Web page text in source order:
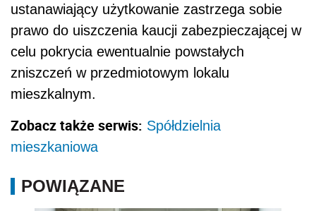
ustanawiający użytkowanie zastrzega sobie
prawo do uiszczenia kaucji zabezpieczającej w
celu pokrycia ewentualnie powstałych
zniszczeń w przedmiotowym lokalu
mieszkalnym.
Zobacz także serwis: Spółdzielnia
mieszkaniowa
POWIĄZANE